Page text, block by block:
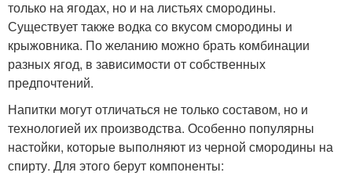
только на ягодах, но и на листьях смородины.
Существует также водка со вкусом смородины и
крыжовника. По желанию можно брать комбинации
разных ягод, в зависимости от собственных
предпочтений.
Напитки могут отличаться не только составом, но и
технологией их производства. Особенно популярны
настойки, которые выполняют из черной смородины на
спирту. Для этого берут компоненты: